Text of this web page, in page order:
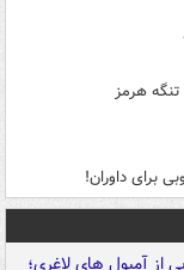
هرمز
برای داوران!